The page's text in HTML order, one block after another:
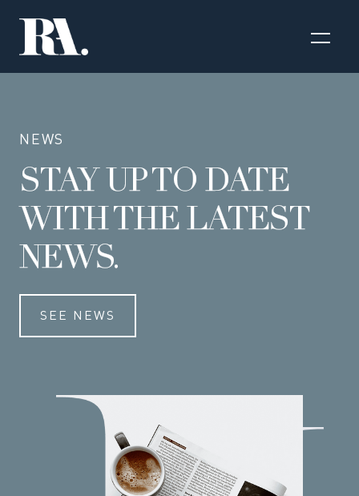
NEWS
STAY UP TO DATE
WITH THE LATEST
NEWS.
SEE NEWS